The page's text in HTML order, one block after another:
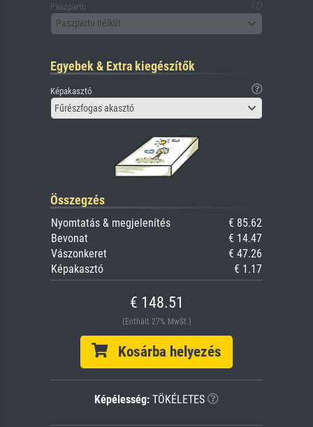
Paszpartu
Paszpartu nélkül
Egyebek & Extra kiegészítők
Képakasztó
Fűrészfogas akasztó
Összegzés
Nyomtatás & megjelenítés
€ 85.62
Bevonat
€ 14.47
Vászonkeret
€ 47.26
Képakasztó
€ 1.17
€ 148.51
(Enthält 27% MwSt.)
Kosárba helyezés
Képélesség: TÖKÉLETES